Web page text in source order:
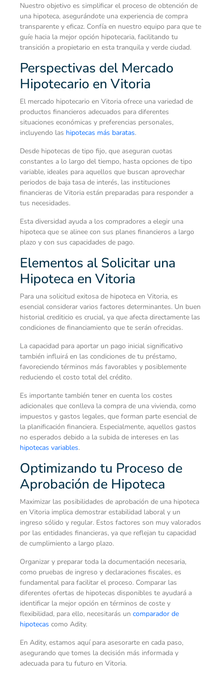
Nuestro objetivo es simplificar el proceso de obtención de
una hipoteca, asegurándote una experiencia de compra
transparente y eficaz. Confía en nuestro equipo para que te
guíe hacia la mejor opción hipotecaria, facilitando tu
transición a propietario en esta tranquila y verde ciudad.
Perspectivas del Mercado
Hipotecario en Vitoria
El mercado hipotecario en Vitoria ofrece una variedad de
productos financieros adecuados para diferentes
situaciones económicas y preferencias personales,
incluyendo las hipotecas más baratas.
Desde hipotecas de tipo fijo, que aseguran cuotas
constantes a lo largo del tiempo, hasta opciones de tipo
variable, ideales para aquellos que buscan aprovechar
periodos de baja tasa de interés, las instituciones
financieras de Vitoria están preparadas para responder a
tus necesidades.
Esta diversidad ayuda a los compradores a elegir una
hipoteca que se alinee con sus planes financieros a largo
plazo y con sus capacidades de pago.
Elementos al Solicitar una
Hipoteca en Vitoria
Para una solicitud exitosa de hipoteca en Vitoria, es
esencial considerar varios factores determinantes. Un buen
historial crediticio es crucial, ya que afecta directamente las
condiciones de financiamiento que te serán ofrecidas.
La capacidad para aportar un pago inicial significativo
también influirá en las condiciones de tu préstamo,
favoreciendo términos más favorables y posiblemente
reduciendo el costo total del crédito.
Es importante también tener en cuenta los costes
adicionales que conlleva la compra de una vivienda, como
impuestos y gastos legales, que forman parte esencial de
la planificación financiera. Especialmente, aquellos gastos
no esperados debido a la subida de intereses en las
hipotecas variables.
Optimizando tu Proceso de
Aprobación de Hipoteca
Maximizar las posibilidades de aprobación de una hipoteca
en Vitoria implica demostrar estabilidad laboral y un
ingreso sólido y regular. Estos factores son muy valorados
por las entidades financieras, ya que reflejan tu capacidad
de cumplimiento a largo plazo.
Organizar y preparar toda la documentación necesaria,
como pruebas de ingreso y declaraciones fiscales, es
fundamental para facilitar el proceso. Comparar las
diferentes ofertas de hipotecas disponibles te ayudará a
identificar la mejor opción en términos de coste y
flexibilidad, para ello, necesitarás un comparador de
hipotecas como Adity.
En Adity, estamos aquí para asesorarte en cada paso,
asegurando que tomes la decisión más informada y
adecuada para tu futuro en Vitoria.